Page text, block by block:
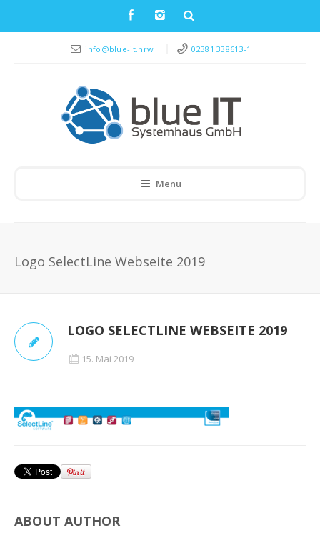
info@blue-it.nrw 02381 338613-1
Menu
Logo SelectLine Webseite 2019
LOGO SELECTLINE WEBSEITE 2019
15. Mai 2019
ABOUT AUTHOR